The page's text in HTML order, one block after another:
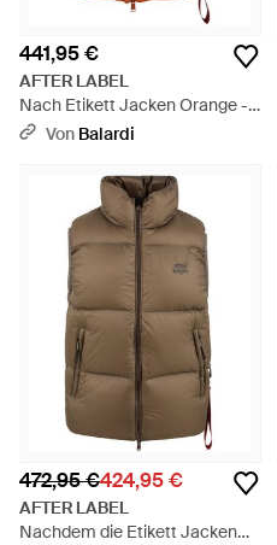
441,95 €
AFTER LABEL
Nach Etikett Jacken Orange -
Orange
Von Balardi
472,95 €424,95 €
AFTER LABEL
Nachdem die Etikett Jacken